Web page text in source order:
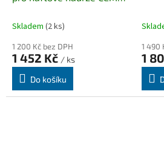
litrů
Skladem (2 ks)
1 200 Kč bez DPH
1 452 Kč / ks
Do košíku
1 490
1